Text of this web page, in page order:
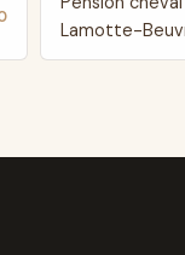
Lamotte-